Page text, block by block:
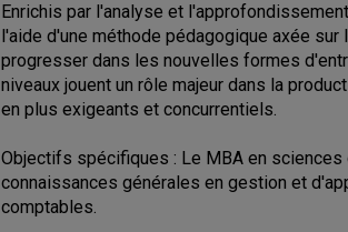
Enrichis par l'analyse et
l'aide d'une méthode pédagogique axée
progresser dans les nouvelles formes
niveaux jouent un rôle majeur dans la
en plus exigeants et concurrentiels.
Objectifs spécifiques : Le MBA en
connaissances générales en gestion et
comptables.